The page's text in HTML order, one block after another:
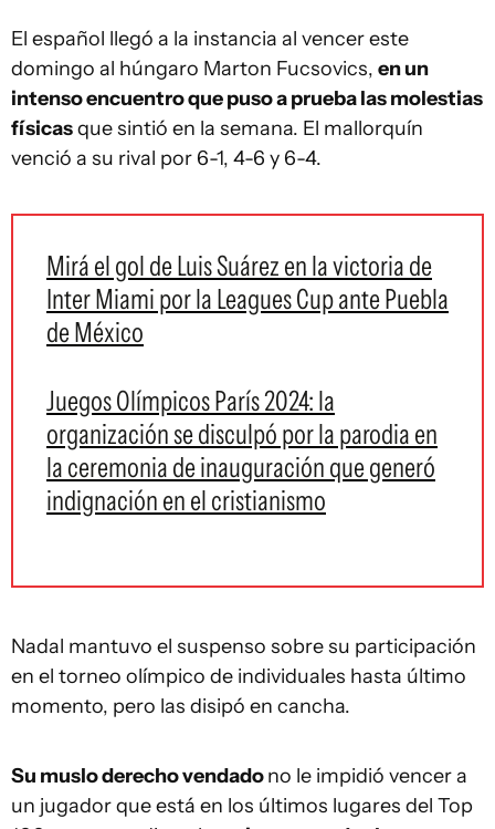
El español llegó a la instancia al vencer este
domingo al húngaro Marton Fucsovics, en un
intenso encuentro que puso a prueba las molestias
físicasque sintió en la semana. El mallorquín
venció a su rival por 6-1, 4-6 y 6-4.
Mirá el gol de Luis Suárez en la victoria de
Inter Miami por la Leagues Cup ante Puebla
de México
Juegos Olímpicos París 2024: la
organización se disculpó por la parodia en
la ceremonia de inauguración que generó
indignación en el cristianismo
Nadal mantuvo el suspenso sobre su participación
en el torneo olímpico de individuales hasta último
momento, pero las disipó en cancha.
Su muslo derecho vendadono le impidió vencer a
un jugador que está en los últimos lugares del Top